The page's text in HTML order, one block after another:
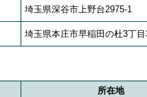
埼玉県深谷市上野台2975-1
埼玉県本庄市早稲田の杜3丁目
所在地